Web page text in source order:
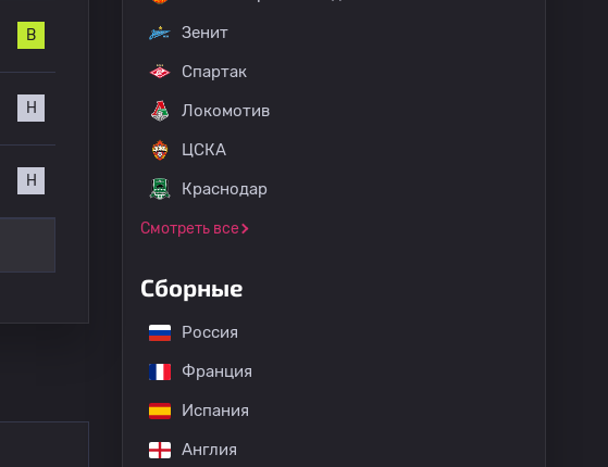
В
Н
Н
Зенит
Спартак
Локомотив
ЦСКА
Краснодар
Смотреть все
Сборные
Россия
Франция
Испания
Англия